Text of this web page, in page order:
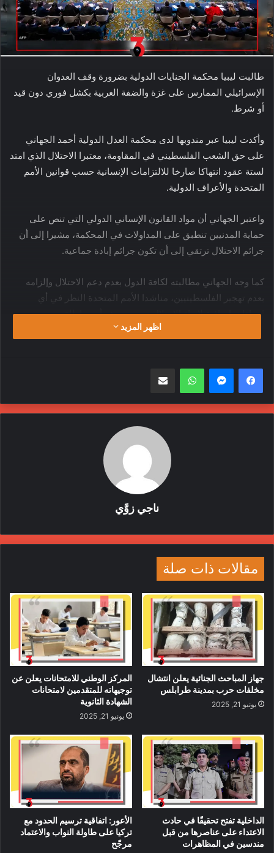
طالبت ليبيا محكمة الجنايات الدولية بضرورة وقف العدوان
الإسرائيلي الممارس على غزة والضفة الغربية بكشل فوري دون قيد
أو شرط.
وأكدت ليبيا عبر مندوبها لدى محكمة العدل الدولية أحمد الجهاني
على حق الشعب الفلسطيني في المقاومة، معتبرا الاحتلال الذي امتد
لستة عقود انتهاكا صارخا للالتزامات الإنسانية حسب قوانين الأمم
المتحدة والأعراف الدولية.
واعتبر الجهاني أن مواد القانون الإنساني الدولي التي تنص على
حماية المدنيين تنطبق على المداولات في المحكمة، مشيرا إلى أن
جرائم الاحتلال ترتقي إلى أن تكون جرائم إبادة جماعية.
كما وجه الجهاني مطالبته لكافة الدول بعدم دعم الاحتلال وإلزامه
بعدم تهجير الفلسطينيين، مناشدا الأمم المتحدة النظر في أي
إجراءات إضافية لإنهاء الاحتلال دون تسويف أو مماطلة.
التي منعت إقامة دولة فلسطينية.
وذكر الجهاني أن الاحتلال الإسرائيلي ماض في إجراءاته الرامية إلى
ضم القدس، ومستمر في نظامه للفصل العنصري ضد العرب
وحرمانهم من أبسط الحقوق.
الإحتلال الإسرائيلي
طوفان الأقصى
فلسطين ليبيا محكمة العدل
اظهر المزيد
واتساب
ناجي زوَّي
مقالات ذات صلة
جهاز المباحث الجنائية يعلن انتشال
مخلفات حرب بمدينة طرابلس
يونيو 21, 2025
المركز الوطني للامتحانات يعلن عن
توجيهاته للمتقدمين لامتحانات
الشهادة الثانوية
يونيو 21, 2025
الداخلية تفتح تحقيقًا في حادث
الاعتداء على عناصرها من قبل
مندسين في المظاهرات
الأعور: اتفاقية ترسيم الحدود مع
تركيا على طاولة النواب والاعتماد
مرجّح